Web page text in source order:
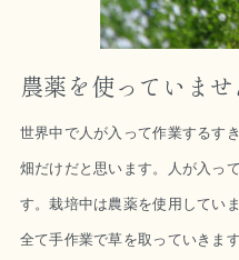
農薬を使っていませ
世界中で人が入って作業するす
畑だけだと思います。人が入っ
す。栽培中は農薬を使用してい
全て手作業で草を取っていきま